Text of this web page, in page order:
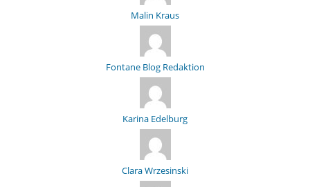
Malin Kraus
Fontane Blog Redaktion
Karina Edelburg
Clara Wrzesinski